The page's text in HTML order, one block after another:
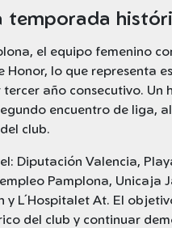
temporada
el equipo femenino
lo que representa
año consecutivo. Un
encuentro de liga,
club.
Diputación Valencia,
Pamplona, Unicaja
y L´Hospitalet At. El
del club y continuar